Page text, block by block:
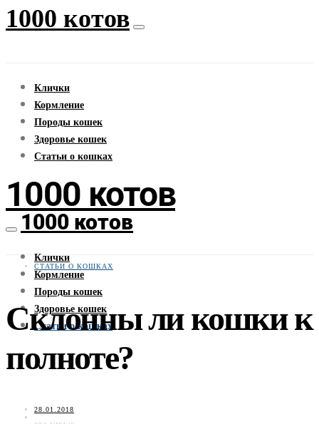
1000 котов
Клички
Кормление
Породы кошек
Здоровье кошек
Статьи о кошках
1000 котов
1000 котов
Клички
Кормление
Породы кошек
Здоровье кошек
Статьи о кошках
СТАТЬИ О КОШКАХ
Склонны ли кошки к
полноте?
28.01.2018